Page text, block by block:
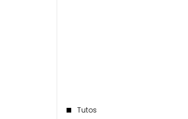
Tutos